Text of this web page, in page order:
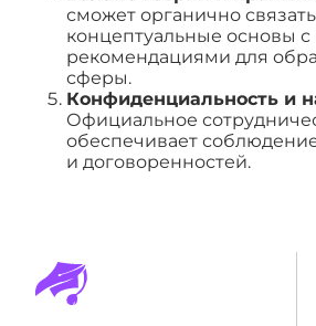
сможет органично связать
концептуальные основы
рекомендациями для
сферы.
Конфиденциальность и
Официальное
обеспечивает
и договоренностей.